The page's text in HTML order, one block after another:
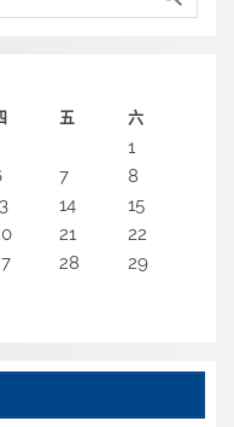
五 六
1
7
8
14
15
21
22
28
29